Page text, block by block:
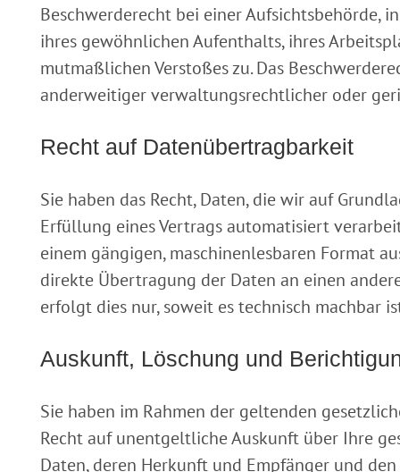
Beschwerderecht bei einer Aufsichtsbehörde,
ihres gewöhnlichen Aufenthalts, ihres
mutmaßlichen Verstoßes zu. Das
anderweitiger verwaltungsrechtlicher oder
Recht auf Daten­übertrag­barkeit
Sie haben das Recht, Daten, die wir auf
Erfüllung eines Vertrags automatisiert
einem gängigen, maschinenlesbaren Format
direkte Übertragung der Daten an einen
erfolgt dies nur, soweit es technisch machbar
Auskunft, Löschung und
Sie haben im Rahmen der geltenden
Recht auf unentgeltliche Auskunft über Ihre
Daten, deren Herkunft und Empfänger und